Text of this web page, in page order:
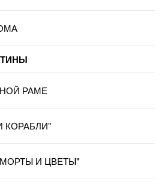
РАМЕ
КОРАБЛИ"
И ЦВЕТЫ"